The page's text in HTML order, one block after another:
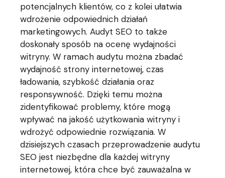
potencjalnych klientów, co z kolei ułatwia
wdrożenie odpowiednich działań
marketingowych. Audyt SEO to także
doskonały sposób na ocenę wydajności
witryny. W ramach audytu można zbadać
wydajność strony internetowej, czas
ładowania, szybkość działania oraz
responsywność. Dzięki temu można
zidentyfikować problemy, które mogą
wpływać na jakość użytkowania witryny i
wdrożyć odpowiednie rozwiązania. W
dzisiejszych czasach przeprowadzenie audytu
SEO jest niezbędne dla każdej witryny
internetowej, która chce być zauważalna w